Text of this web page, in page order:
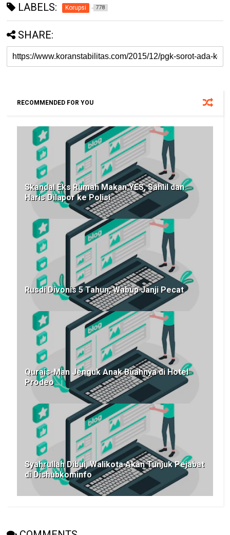
LABELS: Korupsi 778
SHARE:
RECOMMENDED FOR YOU
Skandal Eks Rumah Makan YES, Sahlil dan
Haris Dilapor ke Polisi
Rusdi Divonis 5 Tahun, Wabup Janji Pecat
Qurais-Man Jenguk Anak Buahnya di Hotel
Prodeo
Syahrullah Dibui, Walikota Akan Tunjuk Pejabat
di Dishubkominfo